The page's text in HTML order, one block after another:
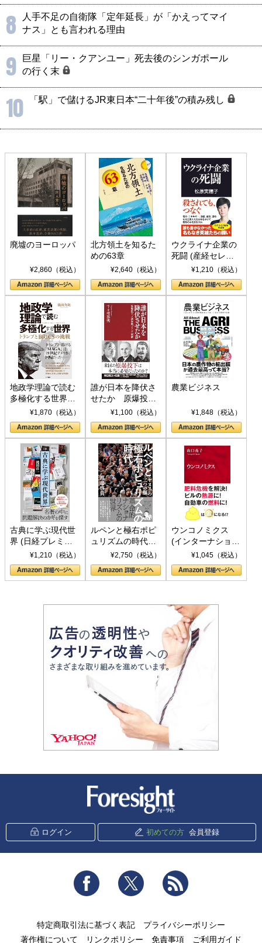
8
人手不足の自衛隊「定年延長」が「かえってマイ
ナス」とも言われる理由
9
巨星「リー・クアンユー」死去後のシンガポール
の行く末
10 「駅」で儲けるJR東日本“二十年後”の積み残し
廃墟のヨーロッパ
¥2,860（税込）
北方領土を知るた
めの63章
¥2,640（税込）
ウクライナ企業の
死闘 (産経セレク
ト S 039)¥1,210（税込）
地政学理論で読む
多極化する世界：
トランプとBRICS
の挑戦
¥1,870（税込）
誰が日本を降伏さ
せたか 原爆投
下、ソ連参戦、そ
して聖断 (PHP新
書)
¥1,100（税込）
農業ビジネス
¥1,848（税込）
古典に学ぶ現代世
界 (日経プレミア
シリーズ)¥1,210（税込）
ルペンと極右ポピ
ュリズムの時代：
〈ヤヌス〉の二つ
の顔
¥2,750（税込）
ウンコノミクス
(インターナショナ
ル新書)¥1,045（税込）
ログイン 初めての方 会員登録
Facebook Twitter
特定商取引法に基づく表記
プライバシーポリシー
著作権について
リンクポリシー 免責事項 ご利用ガイド